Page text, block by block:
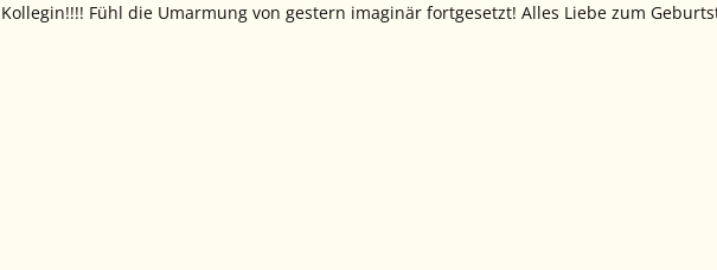
Kollegin!!!! Fühl die Umarmung von gestern imaginär fortgesetzt! Alles Liebe zum